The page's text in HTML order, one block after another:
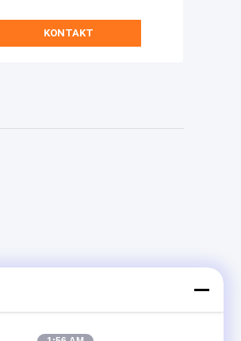
KONTAKT